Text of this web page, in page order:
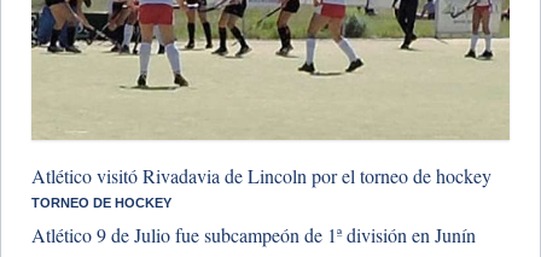
Atlético visitó Rivadavia de Lincoln por el torneo de hockey
​TORNEO DE HOCKEY
Atlético 9 de Julio fue subcampeón de 1ª división en Junín